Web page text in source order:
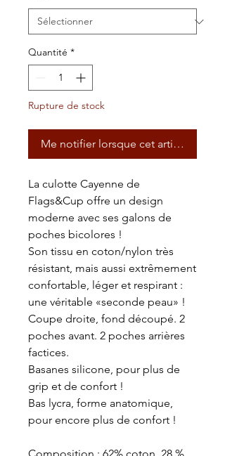
Quantité *
Rupture de stock
Me notifier lorsque cet article est
La culotte Cayenne de
Flags&Cup offre un design
moderne avec ses galons de
poches bicolores !
Son tissu en coton/nylon très
résistant, mais aussi extrêmement
confortable, léger et respirant :
une véritable «seconde peau» !
Coupe droite, fond découpé. 2
poches avant. 2 poches arrières
factices.
Basanes silicone, pour plus de
grip et de confort !
Bas lycra, forme anatomique,
pour encore plus de confort !